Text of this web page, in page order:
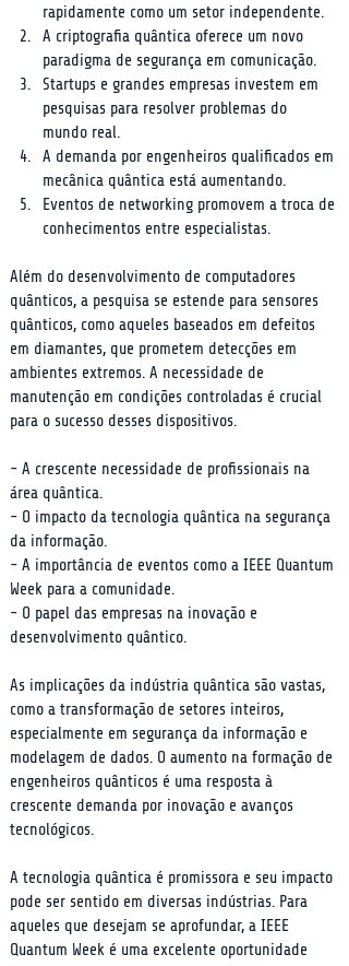
rapidamente como um setor independente.
A criptografia quântica oferece um novo
paradigma de segurança em comunicação.
Startups e grandes empresas investem em
pesquisas para resolver problemas do
mundo real.
A demanda por engenheiros qualificados em
mecânica quântica está aumentando.
Eventos de networking promovem a troca de
conhecimentos entre especialistas.
Além do desenvolvimento de computadores
quânticos, a pesquisa se estende para sensores
quânticos, como aqueles baseados em defeitos
em diamantes, que prometem detecções em
ambientes extremos. A necessidade de
manutenção em condições controladas é crucial
para o sucesso desses dispositivos.
- A crescente necessidade de profissionais na
área quântica.
- O impacto da tecnologia quântica na segurança
da informação.
- A importância de eventos como a IEEE Quantum
Week para a comunidade.
- O papel das empresas na inovação e
desenvolvimento quântico.
As implicações da indústria quântica são vastas,
como a transformação de setores inteiros,
especialmente em segurança da informação e
modelagem de dados. O aumento na formação de
engenheiros quânticos é uma resposta à
crescente demanda por inovação e avanços
tecnológicos.
A tecnologia quântica é promissora e seu impacto
pode ser sentido em diversas indústrias. Para
aqueles que desejam se aprofundar, a IEEE
Quantum Week é uma excelente oportunidade